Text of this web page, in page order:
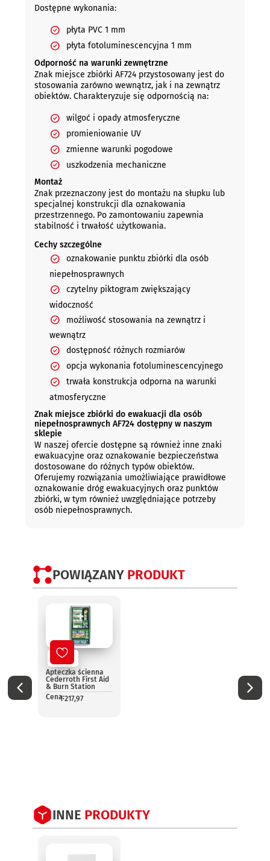
Dostępne wykonania:
płyta PVC 1 mm
płyta fotoluminescencyjna 1 mm
Odporność na warunki zewnętrzne
Znak miejsce zbiórki AF724 przystosowany jest do
stosowania zarówno wewnątrz, jak i na zewnątrz
obiektów. Charakteryzuje się odpornością na:
wilgoć i opady atmosferyczne
promieniowanie UV
zmienne warunki pogodowe
uszkodzenia mechaniczne
Montaż
Znak przeznaczony jest do montażu na słupku lub
specjalnej konstrukcji dla oznakowania
przestrzennego. Po zamontowaniu zapewnia
stabilność i trwałość użytkowania.
Cechy szczególne
oznakowanie punktu zbiórki dla osób
niepełnosprawnych
czytelny piktogram zwiększający
widoczność
możliwość stosowania na zewnątrz i
wewnątrz
dostępność różnych rozmiarów
opcja wykonania fotoluminescencyjnego
trwała konstrukcja odporna na warunki
atmosferyczne
Znak miejsce zbiórki do ewakuacji dla osób
niepełnosprawnych AF724 dostępny w naszym
sklepie
W naszej ofercie dostępne są również inne znaki
ewakuacyjne oraz oznakowanie bezpieczeństwa
dostosowane do różnych typów obiektów.
Oferujemy rozwiązania umożliwiające prawidłowe
oznakowanie dróg ewakuacyjnych oraz punktów
zbiórki, w tym również uwzględniające potrzeby
osób niepełnosprawnych.
POWIĄZANY PRODUKT
Nowy
Apteczka ścienna
Cederroth First Aid
& Burn Station
Cena:1 217,97
Cena:
INNE PRODUKTY